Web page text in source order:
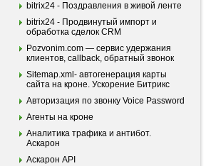
bitrix24 - Поздравления в живой ленте
bitrix24 - Продвинутый импорт и
обработка сделок CRM
Pozvonim.com — сервис удержания
клиентов, callback, обратный звонок
Sitemap.xml- автогенерация карты
сайта на кроне. Ускорение Битрикс
Авторизация по звонку Voice Password
Агенты на кроне
Аналитика трафика и антибот.
Аскарон
Аскарон API